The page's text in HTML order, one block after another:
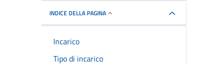
INDICE DELLA PAGINA
Incarico
Tipo di incarico